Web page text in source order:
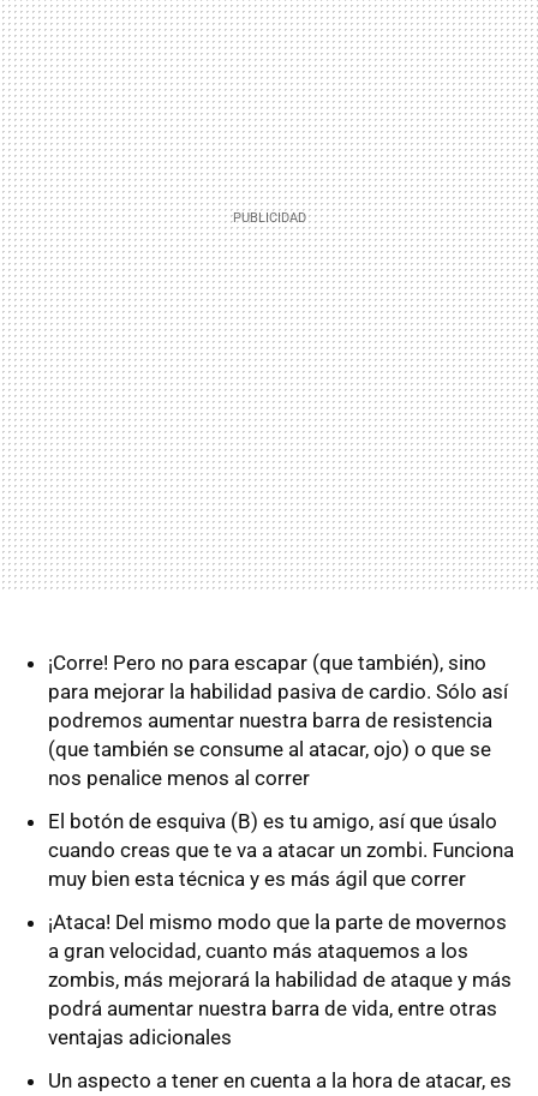
¡Corre! Pero no para escapar (que también), sino
para mejorar la habilidad pasiva de cardio. Sólo así
podremos aumentar nuestra barra de resistencia
(que también se consume al atacar, ojo) o que se
nos penalice menos al correr
El botón de esquiva (B) es tu amigo, así que úsalo
cuando creas que te va a atacar un zombi. Funciona
muy bien esta técnica y es más ágil que correr
¡Ataca! Del mismo modo que la parte de movernos
a gran velocidad, cuanto más ataquemos a los
zombis, más mejorará la habilidad de ataque y más
podrá aumentar nuestra barra de vida, entre otras
ventajas adicionales
Un aspecto a tener en cuenta a la hora de atacar, es